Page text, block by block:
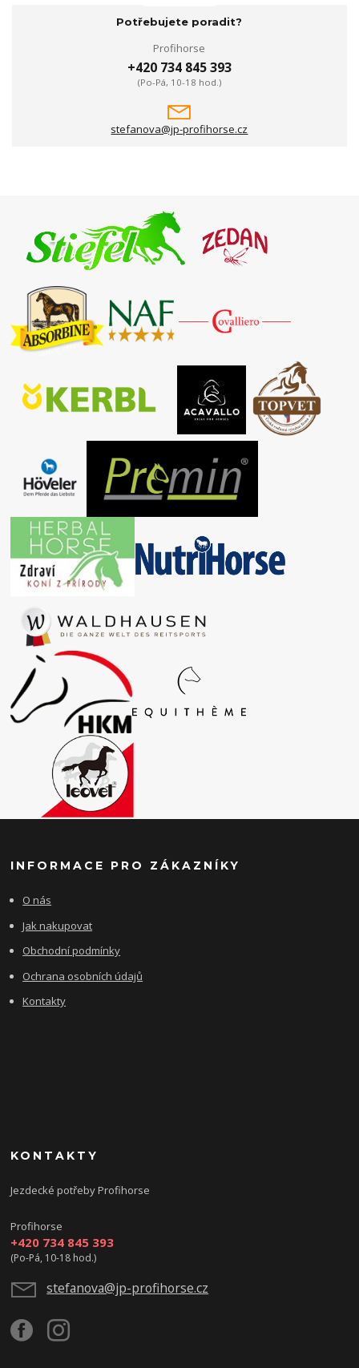
Potřebujete poradit?
Profihorse
+420 734 845 393
(Po-Pá, 10-18 hod.)
stefanova@jp-profihorse.cz
INFORMACE PRO ZÁKAZNÍKY
O nás
Jak nakupovat
Obchodní podmínky
Ochrana osobních údajů
Kontakty
KONTAKTY
Jezdecké potřeby Profihorse
Profihorse
+420 734 845 393
(Po-Pá, 10-18 hod.)
stefanova@jp-profihorse.cz